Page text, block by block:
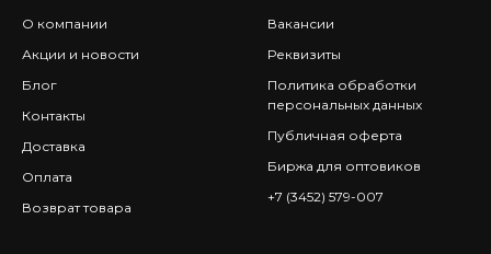
О компании
Акции и новости
Блог
Контакты
Доставка
Оплата
Возврат товара
Вакансии
Реквизиты
Политика обработки
персональных данных
Публичная оферта
Биржа для оптовиков
+7 (3452) 579-007